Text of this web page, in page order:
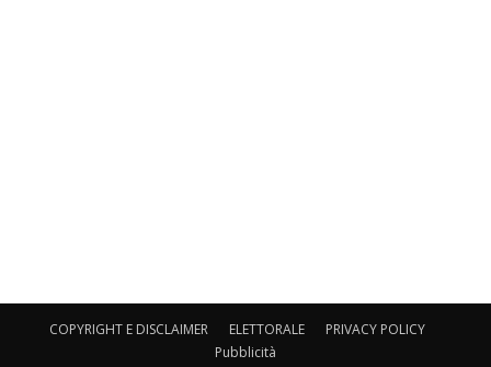
COPYRIGHT E DISCLAIMER ELETTORALE
PRIVACY POLICY
Pubblicità